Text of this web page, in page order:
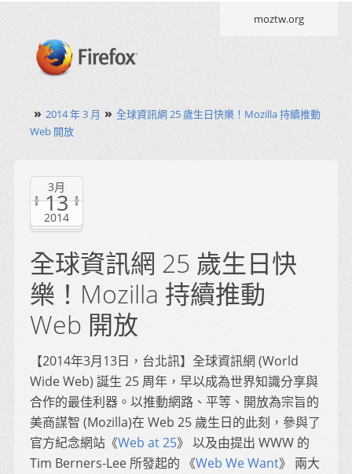
moztw.org
» 2014 年 3 月 » 全球資訊網 25 歲生日快樂！Mozilla 持續推動
Web 開放
3月
13
2014
全球資訊網 25 歲生日快
樂！Mozilla 持續推動
Web 開放
【2014年3月13日，台北訊】全球資訊網 (World
Wide Web) 誕生 25 周年，早以成為世界知識分享與
合作的最佳利器。以推動網路、平等、開放為宗旨的
美商謀智 (Mozilla)在 Web 25 歲生日的此刻，參與了
官方紀念網站《Web at 25》 以及由提出 WWW 的
Tim Berners-Lee 所發起的 《Web We Want》 兩大